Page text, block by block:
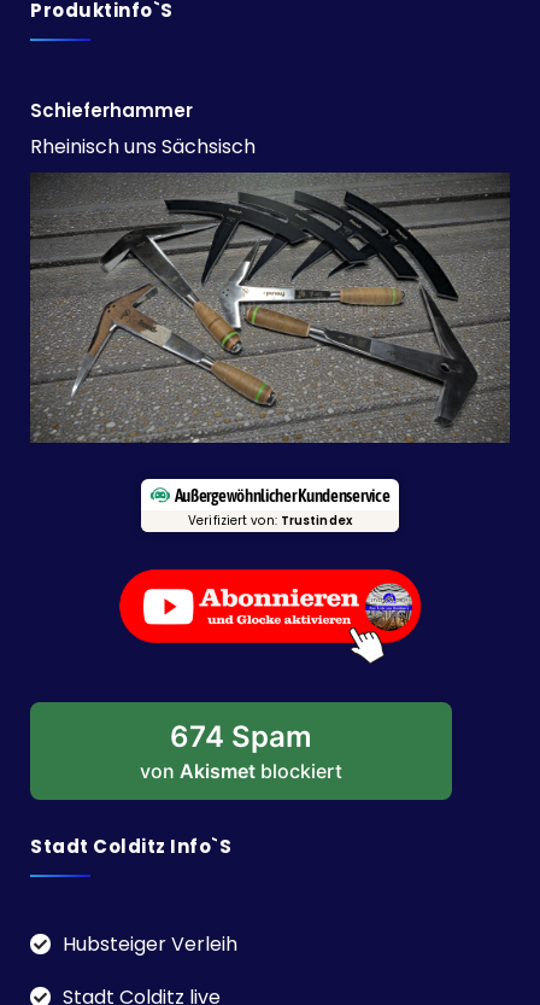
Produktinfo`s
Schieferhammer
Rheinisch uns Sächsisch
Außergewöhnlicher Kundenservice
Verifiziert von: Trustindex
674 Spam
von Akismet blockiert
Stadt Colditz Info`s
Hubsteiger Verleih
Stadt Colditz live